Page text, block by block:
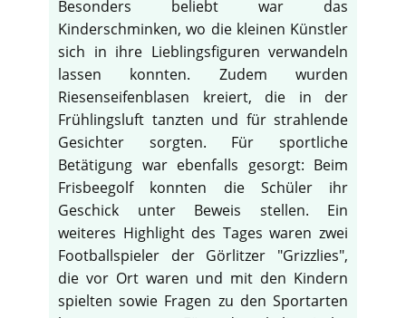
Besonders beliebt war das
Kinderschminken, wo die kleinen Künstler
sich in ihre Lieblingsfiguren verwandeln
lassen konnten. Zudem wurden
Riesenseifenblasen kreiert, die in der
Frühlingsluft tanzten und für strahlende
Gesichter sorgten. Für sportliche
Betätigung war ebenfalls gesorgt: Beim
Frisbeegolf konnten die Schüler ihr
Geschick unter Beweis stellen. Ein
weiteres Highlight des Tages waren zwei
Footballspieler der Görlitzer "Grizzlies",
die vor Ort waren und mit den Kindern
spielten sowie Fragen zu den Sportarten